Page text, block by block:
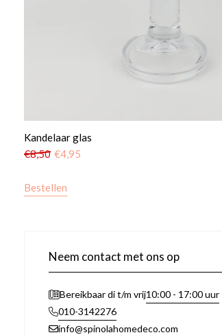
Kandelaar glas
€8,50 €4,95
Bestellen
Neem contact met ons op
Bereikbaar di t/m vrij10:00 - 17:00 uur
010-3142276
info@spinolahomedeco.com